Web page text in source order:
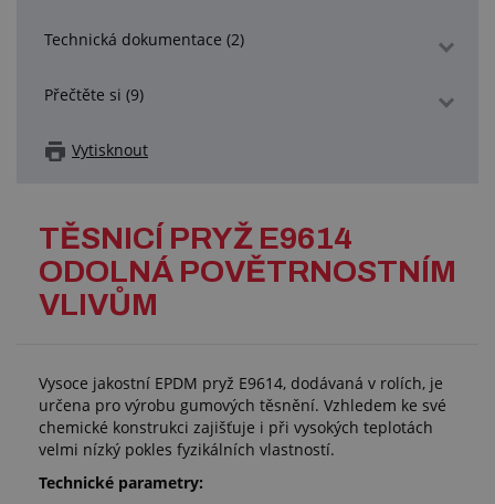
Technická dokumentace (2)
Přečtěte si (9)
Vytisknout
TĚSNICÍ PRYŽ E9614
ODOLNÁ POVĚTRNOSTNÍM
VLIVŮM
Vysoce jakostní EPDM pryž E9614, dodávaná v rolích, je
určena pro výrobu gumových těsnění. Vzhledem ke své
chemické konstrukci zajišťuje i při vysokých teplotách
velmi nízký pokles fyzikálních vlastností.
Technické parametry: